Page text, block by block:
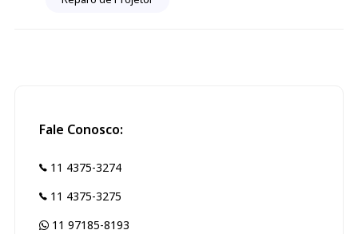
Fale Conosco:
11 4375-3274
11 4375-3275
11 97185-8193